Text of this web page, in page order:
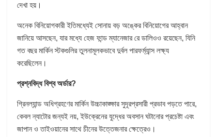
দেখা হয়।
অনেক বিনিয়োগকারী ইতিমধ্যেই সোনায় বড় অঙ্কের বিনিয়োগের আহ্বান
জানিয়ে আসছেন, যার মধ্যে হেজ ফান্ড ম্যানেজার রে ডালিওও রয়েছেন, যিনি
গত বছর মার্কিন স্টকগুলির তুলনামূলকভাবে দুর্বল পারফর্ম্যান্স লক্ষ্য
করেছিলেন।
প্রশ্নবিদ্ধ বিশ্ব অর্ডার?
গ্রিনল্যান্ড অধিগ্রহণের মার্কিন উচ্চাকাঙ্ক্ষার সুদূরপ্রসারী প্রভাব পড়তে পারে,
কেবল ন্যাটোর জন্যই নয়, ইউক্রেনের যুদ্ধের অবসান ঘটানোর প্রচেষ্টা এবং
জাপান ও তাইওয়ানের সাথে চীনের উত্তেজনার ক্ষেত্রেও।